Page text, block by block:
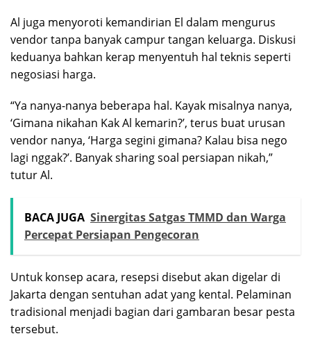
Al juga menyoroti kemandirian El dalam mengurus
vendor tanpa banyak campur tangan keluarga. Diskusi
keduanya bahkan kerap menyentuh hal teknis seperti
negosiasi harga.
“Ya nanya-nanya beberapa hal. Kayak misalnya nanya,
‘Gimana nikahan Kak Al kemarin?’, terus buat urusan
vendor nanya, ‘Harga segini gimana? Kalau bisa nego
lagi nggak?’. Banyak sharing soal persiapan nikah,”
tutur Al.
BACA JUGA Sinergitas Satgas TMMD dan Warga
Percepat Persiapan Pengecoran
Untuk konsep acara, resepsi disebut akan digelar di
Jakarta dengan sentuhan adat yang kental. Pelaminan
tradisional menjadi bagian dari gambaran besar pesta
tersebut.